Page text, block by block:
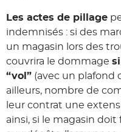
Les actes de pillage
indemnisés : si des
un magasin lors des
couvrira le dommage
“vol” (avec un plafond
ailleurs, nombre de
leur contrat une
ainsi, si le magasin